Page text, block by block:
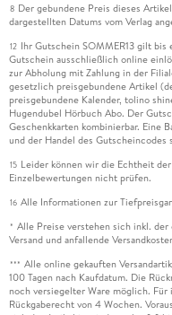
8 Der gebundene Preis dieses
dargestellten Datums vom Verlag
12 Ihr Gutschein SOMMER13 gilt
Gutschein ausschließlich online
zur Abholung mit Zahlung in der
gesetzlich preisgebundene Artikel
preisgebundene Kalender, tolino
Hugendubel Hörbuch Abo. Der
Geschenkkarten kombinierbar. Eine
und der Handel des
15 Leider können wir die Echtheit
Einzelbewertungen nicht prüfen.
16 Alle Informationen zur
* Alle Preise verstehen sich inkl.
Versand und anfallende
*** Alle online gekauften
100 Tagen nach Kaufdatum. Die
noch versiegelter Ware möglich.
Rückgaberecht von 4 Wochen.